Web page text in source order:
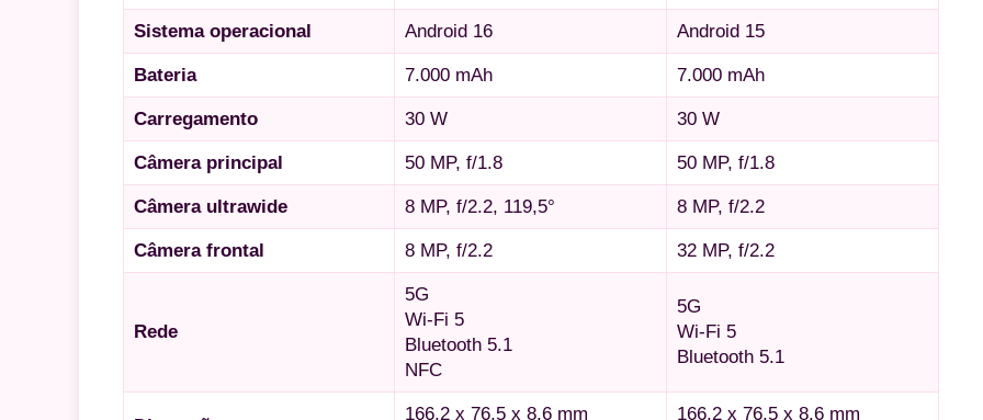
Sistema operacional Android 16 Android 15
Bateria 7.000 mAh 7.000 mAh
Carregamento 30 W 30 W
Câmera principal 50 MP, f/1.8 50 MP, f/1.8
Câmera ultrawide 8 MP, f/2.2, 119,5° 8 MP, f/2.2
Câmera frontal 8 MP, f/2.2 32 MP, f/2.2
Rede
5G
Wi-Fi 5
Bluetooth 5.1
NFC
5G
Wi-Fi 5
Bluetooth 5.1
166,2 x 76,5 x 8,6 mm 166,2 x 76,5 x 8,6 mm